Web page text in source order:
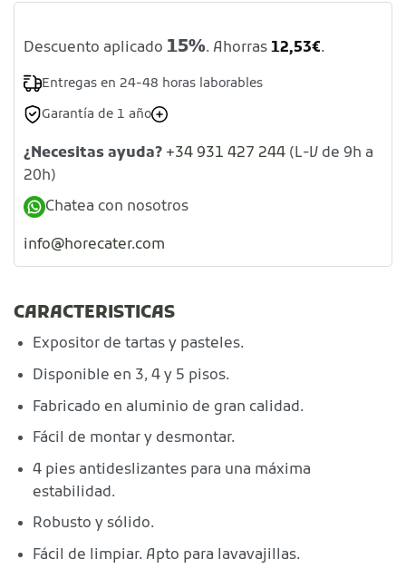
Descuento aplicado 15%. Ahorras 12,53€.
Entregas en 24-48 horas laborables
Garantía de 1 año
¿Necesitas ayuda? +34 931 427 244 (L-V de 9h a
20h)
Chatea con nosotros
info@horecater.com
CARACTERISTICAS
Expositor de tartas y pasteles.
Disponible en 3, 4 y 5 pisos.
Fabricado en aluminio de gran calidad.
Fácil de montar y desmontar.
4 pies antideslizantes para una máxima
estabilidad.
Robusto y sólido.
Fácil de limpiar. Apto para lavavajillas.